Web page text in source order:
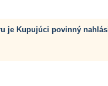
je Kupujúci povinný